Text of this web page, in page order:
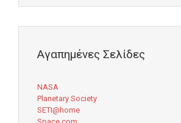
Αγαπημένες Σελίδες
NASA
Planetary Society
SETI@home